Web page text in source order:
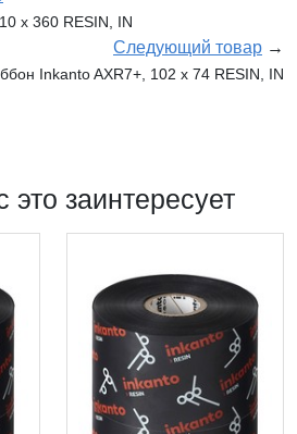
х 360 RESIN, IN
Следующий товар →
Inkanto AXR7+, 102 х 74 RESIN, IN
заинтересует